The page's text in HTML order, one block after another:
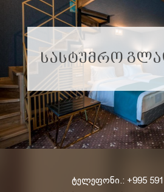
ᲡᲐᲡᲢᲣᲛᲠᲝ
ტელეფონი.: +995 591